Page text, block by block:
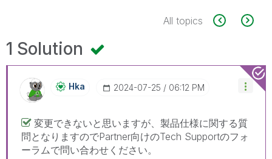
All topics
1 Solution
Hka ‎2024-07-25 06:12 PM
変更できないと思いますが、製品仕様に関する質
問となりますのでPartner向けのTech Supportのフォ
ーラムで問い合わせください。